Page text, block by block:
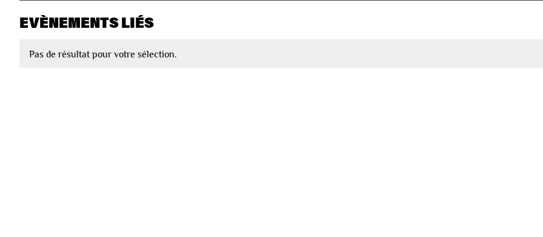
EVÈNEMENTS LIÉS
Pas de résultat pour votre sélection.